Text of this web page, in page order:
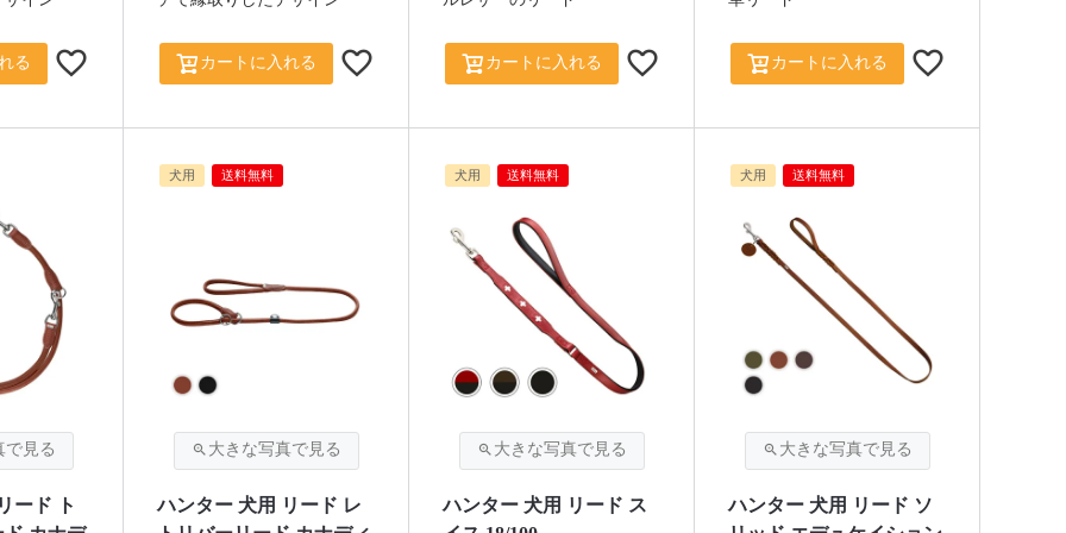
る カートに入れる カートに入れる カートに入れる
ード ト
犬用 送料無料
ハンター 犬用 リード レ
犬用 送料無料
ハンター 犬用 リード ス
犬用 送料無料
ハンター 犬用 リード ソ